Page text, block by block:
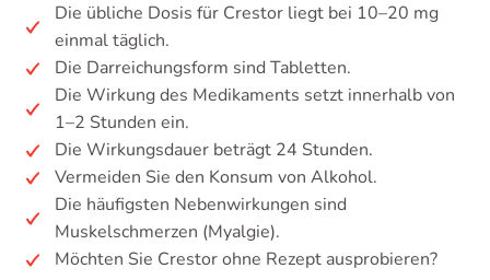
Die übliche Dosis für Crestor liegt bei 10–20 mg
einmal täglich.
Die Darreichungsform sind Tabletten.
Die Wirkung des Medikaments setzt innerhalb von
1–2 Stunden ein.
Die Wirkungsdauer beträgt 24 Stunden.
Vermeiden Sie den Konsum von Alkohol.
Die häufigsten Nebenwirkungen sind
Muskelschmerzen (Myalgie).
Möchten Sie Crestor ohne Rezept ausprobieren?